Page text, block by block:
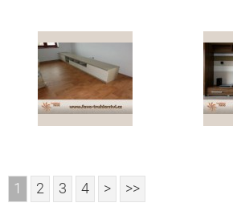
1 2 3 4 > >>